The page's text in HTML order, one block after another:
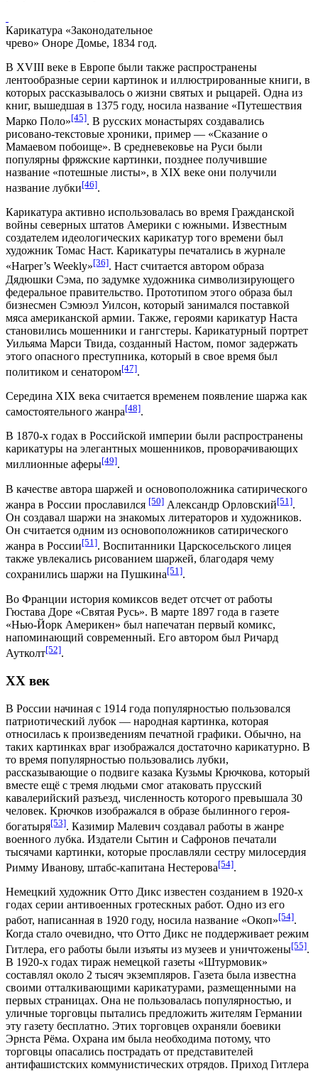
Карикатура «Законодательное
чрево» Оноре Домье, 1834 год.
В XVIII веке в Европе были также распространены
лентообразные серии картинок и иллюстрированные книги, в
которых рассказывалось о жизни святых и рыцарей. Одна из
книг, вышедшая в 1375 году, носила название «Путешествия
Марко Поло»[45]. В русских монастырях создавались
рисовано-текстовые хроники, пример — «Сказание о
Мамаевом побоище». В средневековье на Руси были
популярны фряжские картинки, позднее получившие
название «потешные листы», в XIX веке они получили
название лубки[46].
Карикатура активно использовалась во время Гражданской
войны северных штатов Америки с южными. Известным
создателем идеологических карикатур того времени был
художник Томас Наст. Карикатуры печатались в журнале
«Harper’s Weekly»[36]. Наст считается автором образа
Дядюшки Сэма, по задумке художника символизирующего
федеральное правительство. Прототипом этого образа был
бизнесмен Сэмюэл Уилсон, который занимался поставкой
мяса американской армии. Также, героями карикатур Наста
становились мошенники и гангстеры. Карикатурный портрет
Уильяма Марси Твида, созданный Настом, помог задержать
этого опасного преступника, который в свое время был
политиком и сенатором[47].
Середина XIX века считается временем появление шаржа как
самостоятельного жанра[48].
В 1870-х годах в Российской империи были распространены
карикатуры на элегантных мошенников, проворачивающих
миллионные аферы[49].
В качестве автора шаржей и основоположника сатирического
жанра в России прославился [50] Александр Орловский[51].
Он создавал шаржи на знакомых литераторов и художников.
Он считается одним из основоположников сатирического
жанра в России[51]. Воспитанники Царскосельского лицея
также увлекались рисованием шаржей, благодаря чему
сохранились шаржи на Пушкина[51].
Во Франции история комиксов ведет отсчет от работы
Гюстава Доре «Святая Русь». В марте 1897 года в газете
«Нью-Йорк Америкен» был напечатан первый комикс,
напоминающий современный. Его автором был Ричард
Аутколт[52].
XX век
В России начиная с 1914 года популярностью пользовался
патриотический лубок — народная картинка, которая
относилась к произведениям печатной графики. Обычно, на
таких картинках враг изображался достаточно карикатурно. В
то время популярностью пользовались лубки,
рассказывающие о подвиге казака Кузьмы Крючкова, который
вместе ещё с тремя людьми смог атаковать прусский
кавалерийский разъезд, численность которого превышала 30
человек. Крючков изображался в образе былинного героя-
богатыря[53]. Казимир Малевич создавал работы в жанре
военного лубка. Издатели Сытин и Сафронов печатали
тысячами картинки, которые прославляли сестру милосердия
Римму Иванову, штабс-капитана Нестерова[54].
Немецкий художник Отто Дикс известен созданием в 1920-х
годах серии антивоенных гротескных работ. Одно из его
работ, написанная в 1920 году, носила название «Окоп»[54].
Когда стало очевидно, что Отто Дикс не поддерживает режим
Гитлера, его работы были изъяты из музеев и уничтожены[55].
В 1920-х годах тираж немецкой газеты «Штурмовик»
составлял около 2 тысяч экземпляров. Газета была известна
своими отталкивающими карикатурами, размещенными на
первых страницах. Она не пользовалась популярностью, и
уличные торговцы пытались предложить жителям Германии
эту газету бесплатно. Этих торговцев охраняли боевики
Эрнста Рёма. Охрана им была необходима потому, что
торговцы опасались пострадать от представителей
антифашистских коммунистических отрядов. Приход Гитлера